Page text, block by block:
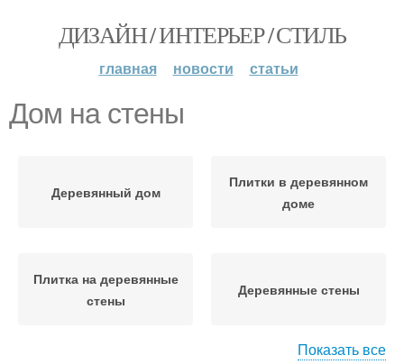
ДИЗАЙН / ИНТЕРЬЕР / СТИЛЬ
главная новости статьи
Дом на стены
Деревянный дом
Плитки в деревянном
доме
Плитка на деревянные
стены
Деревянные стены
Показать все